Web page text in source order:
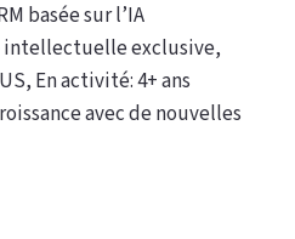
basée sur l’IA
exclusive,
En activité: 4+ ans
avec de nouvelles